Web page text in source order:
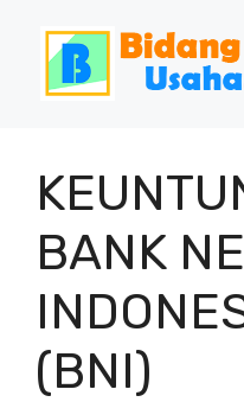
BANK
(BNI)